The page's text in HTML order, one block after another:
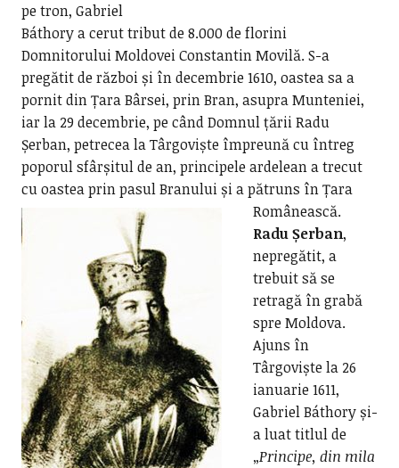
pe tron, Gabriel
Báthory a cerut tribut de 8.000 de florini
Domnitorului Moldovei Constantin Movilă. S-a
pregătit de război și în decembrie 1610, oastea sa a
pornit din Țara Bârsei, prin Bran, asupra Munteniei,
iar la 29 decembrie, pe când Domnul țării Radu
Șerban, petrecea la Târgoviște împreună cu întreg
poporul sfârșitul de an, principele ardelean a trecut
cu oastea prin pasul Branului și a pătruns în Țara
Românească.
Radu Șerban,
nepregătit, a
trebuit să se
retragă în grabă
spre Moldova.
Ajuns în
Târgoviște la 26
ianuarie 1611,
Gabriel Báthory și-
a luat titlul de
„Principe, din mila